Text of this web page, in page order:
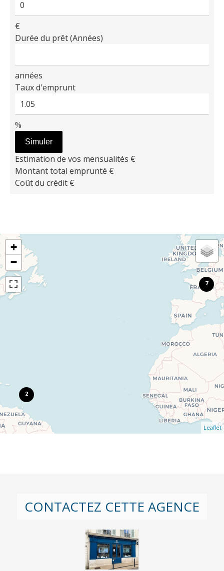
€
Durée du prêt (Années)
années
Taux d'emprunt
%
Simuler
Estimation de vos mensualités €
Montant total emprunté €
Coût du crédit €
2
7
+
−
Leaflet
CONTACTEZ CETTE AGENCE